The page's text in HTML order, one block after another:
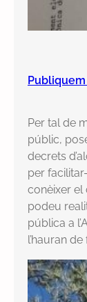
Per tal de
públic,
decrets
per
conèixer el
podeu
pública a
l’hauran